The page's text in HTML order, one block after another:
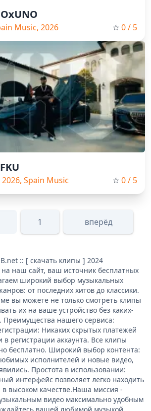
Music, 2026 ☆ 0/ 5
Spain Music ☆ 0/ 5
1 вперёд
:: [ скачать клипы ] 2024
наш сайт, ваш источник бесплатных
широкий выбор музыкальных
от последних хитов до классики.
вы можете не только смотреть клипы
их на ваше устройство без каких-
Преимущества нашего сервиса:
Никаких скрытых платежей
в регистрации аккаунта. Все клипы
бесплатно. Широкий выбор контента:
исполнителей и новые видео,
Простота в использовании:
интерфейс позволяет легко находить
в высоком качестве.Наша миссия -
видео максимально удобным